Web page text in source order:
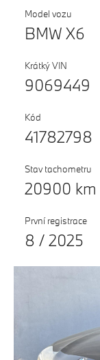
Služby
Akční nabídky
Výkup vozů
BMW
Testovací jízda
Finanční služby
Pojištění
M Performance
Kontakty BMW
Fan e-shop
Model vozu
BMW X6
Krátký VIN
9069449
Kód
41782798
Stav tachometru
20900 km
První registrace
8 / 2025